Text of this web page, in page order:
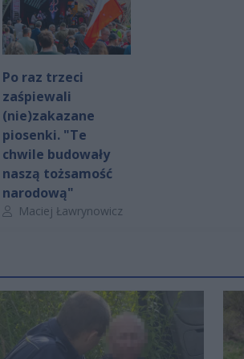
Po raz trzeci
zaśpiewali
(nie)zakazane
piosenki. "Te
chwile budowały
naszą tożsamość
narodową"
Autor artykułu:
Maciej Ławrynowicz